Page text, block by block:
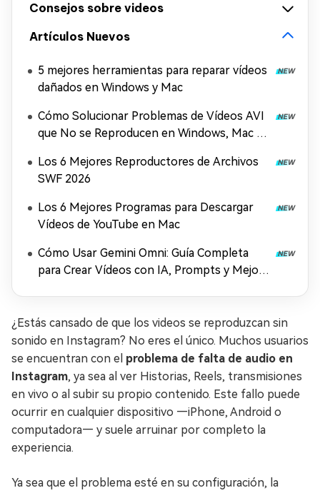
Consejos sobre videos
Artículos Nuevos
5 mejores herramientas para reparar vídeos
dañados en Windows y Mac
Cómo Solucionar Problemas de Vídeos AVI
que No se Reproducen en Windows, Mac y
Los 6 Mejores Reproductores de Archivos
SWF 2026
Los 6 Mejores Programas para Descargar
Vídeos de YouTube en Mac
Cómo Usar Gemini Omni: Guía Completa
para Crear Vídeos con IA, Prompts y Mejora
¿Estás cansado de que los videos se reproduzcan sin
sonido en Instagram? No eres el único. Muchos usuarios
se encuentran con el problema de falta de audio en
Instagram, ya sea al ver Historias, Reels, transmisiones
en vivo o al subir su propio contenido. Este fallo puede
ocurrir en cualquier dispositivo —iPhone, Android o
computadora— y suele arruinar por completo la
experiencia.
Ya sea que el problema esté en su configuración, la